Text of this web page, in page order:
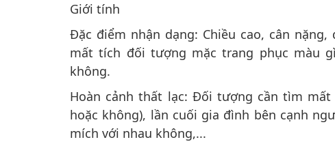
Giới tính
Đặc điểm nhận dạng: Chiều cao, cân
mất tích đối tượng mặc trang phục màu
không.
Hoàn cảnh thất lạc: Đối tượng cần tìm
hoặc không), lần cuối gia đình bên cạnh
mích với nhau không,...